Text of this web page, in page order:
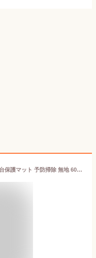
アール(R) ペタッと吸着シリコン調理台保護マット 予防掃除 無地 60×80×0.04(cm) 薄型 耐熱温度210℃ カットできる 汚れ防止 SM-504